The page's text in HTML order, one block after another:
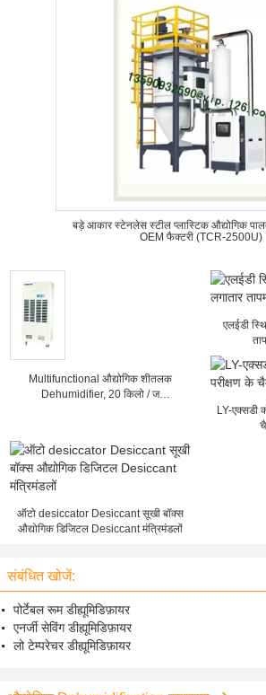
बड़े आकार स्टेनलेस स्टील प्लास्टिक औद्योगिक
OEM फैक्टरी (TCR-2500U)
Multifunctional औद्योगिक शीतलक
Dehumidifier, 20 किलो / ज
एलईडी
LY-एक्सडी
ऑटो desiccator Desiccant सूखी बॉक्स
औद्योगिक डिजिटल Desiccant मंत्रिमंडलों
संबंधित खोजें:
पोर्टेबल रूम डीह्यूमिडिफ़ायर
एनर्जी सेविंग डीह्यूमिडिफ़ायर
लो टेम्परेचर डीह्यूमिडिफ़ायर